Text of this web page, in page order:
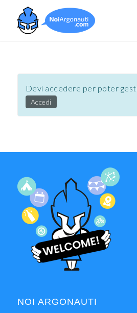
Devi accedere per poter
Accedi
NOI ARGONAUTI